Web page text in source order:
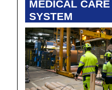
MEDICAL CARE
SYSTEM